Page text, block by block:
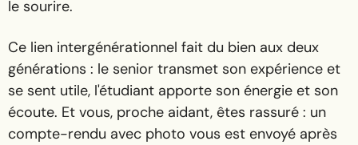
le sourire.
Ce lien intergénérationnel fait du bien aux deux
générations : le senior transmet son expérience et
se sent utile, l'étudiant apporte son énergie et son
écoute. Et vous, proche aidant, êtes rassuré : un
compte-rendu avec photo vous est envoyé après